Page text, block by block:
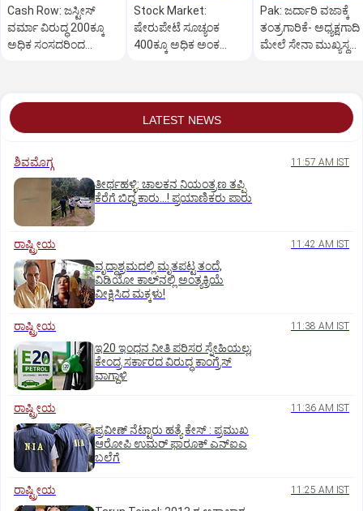
Cash Row: ಜಸ್ಟೀಸ್‌
ವರ್ಮಾ ವಿರುದ್ಧ 200ಕ್ಕೂ
ಅಧಿಕ ಸಂಸದರಿಂದ
Stock Market:
ಷೇರುಪೇಟೆ ಸೂಚ್ಯಂಕ
400ಕ್ಕೂ ಅಧಿಕ ಅಂಕ
Pak: ಜರ್ದಾರಿ ವಜಾಕ್ಕೆ
ತಂತ್ರಗಾರಿಕೆ- ಅಧ್ಯಕ್ಷಗಾದಿ
ಮೇಲೆ ಸೇನಾ ಮುಖ್ಯಸ್ಥ
LATEST NEWS
ಶಿವಮೊಗ್ಗ 11:57 AM IST
ತೀರ್ಥಹಳ್ಳಿ: ಚಾಲಕನ ನಿಯಂತ್ರಣ ತಪ್ಪಿ
ಕೆರೆಗೆ ಬಿದ್ದ ಕಾರು...! ಪ್ರಯಾಣಿಕರು ಪಾರು
ರಾಷ್ಟ್ರೀಯ 11:42 AM IST
ವೃದ್ಧಾಶ್ರಮದಲ್ಲಿ ಮೃತಪಟ್ಟ ತಂದೆ,
ವಿಡಿಯೋ ಕಾಲ್‌ನಲ್ಲಿ ಅಂತ್ಯಕ್ರಿಯೆ
ವೀಕ್ಷಿಸಿದ ಮಕ್ಕಳು!
ರಾಷ್ಟ್ರೀಯ 11:38 AM IST
ಇ20 ಇಂಧನ ನೀತಿ ಪರಿಸರ ಸ್ನೇಹಿಯಲ್ಲ;
ಕೇಂದ್ರ ಸರ್ಕಾರದ ವಿರುದ್ಧ ಕಾಂಗ್ರೆಸ್‌
ವಾಗ್ದಾಳಿ
ರಾಷ್ಟ್ರೀಯ 11:36 AM IST
ಪ್ರವೀಣ್ ನೆಟ್ಟಾರು ಹತ್ಯೆ ಕೇಸ್ : ಪ್ರಮುಖ
ಆರೋಪಿ ಉಮರ್ ಫಾರೂಕ್ ಎನ್‌ಐಎ
ಬಲೆಗೆ
ರಾಷ್ಟ್ರೀಯ 11:25 AM IST